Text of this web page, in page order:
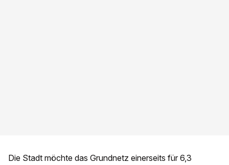
Die Stadt möchte das Grundnetz einerseits für 6,3